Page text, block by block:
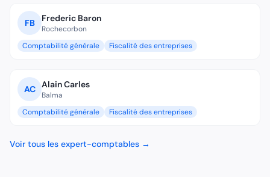
FB Frederic Baron
Rochecorbon
Comptabilité générale
Fiscalité des entreprises
AC AlainCarles
Balma
Comptabilité générale
Fiscalité des entreprises
Voir tous les expert-comptables →